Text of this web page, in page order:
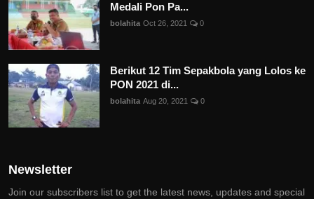
Medali Pon Pa...
bolahita Oct 26, 2021 0
Berikut 12 Tim Sepakbola yang Lolos ke
PON 2021 di...
bolahita Aug 20, 2021 0
Newsletter
Join our subscribers list to get the latest news, updates and special